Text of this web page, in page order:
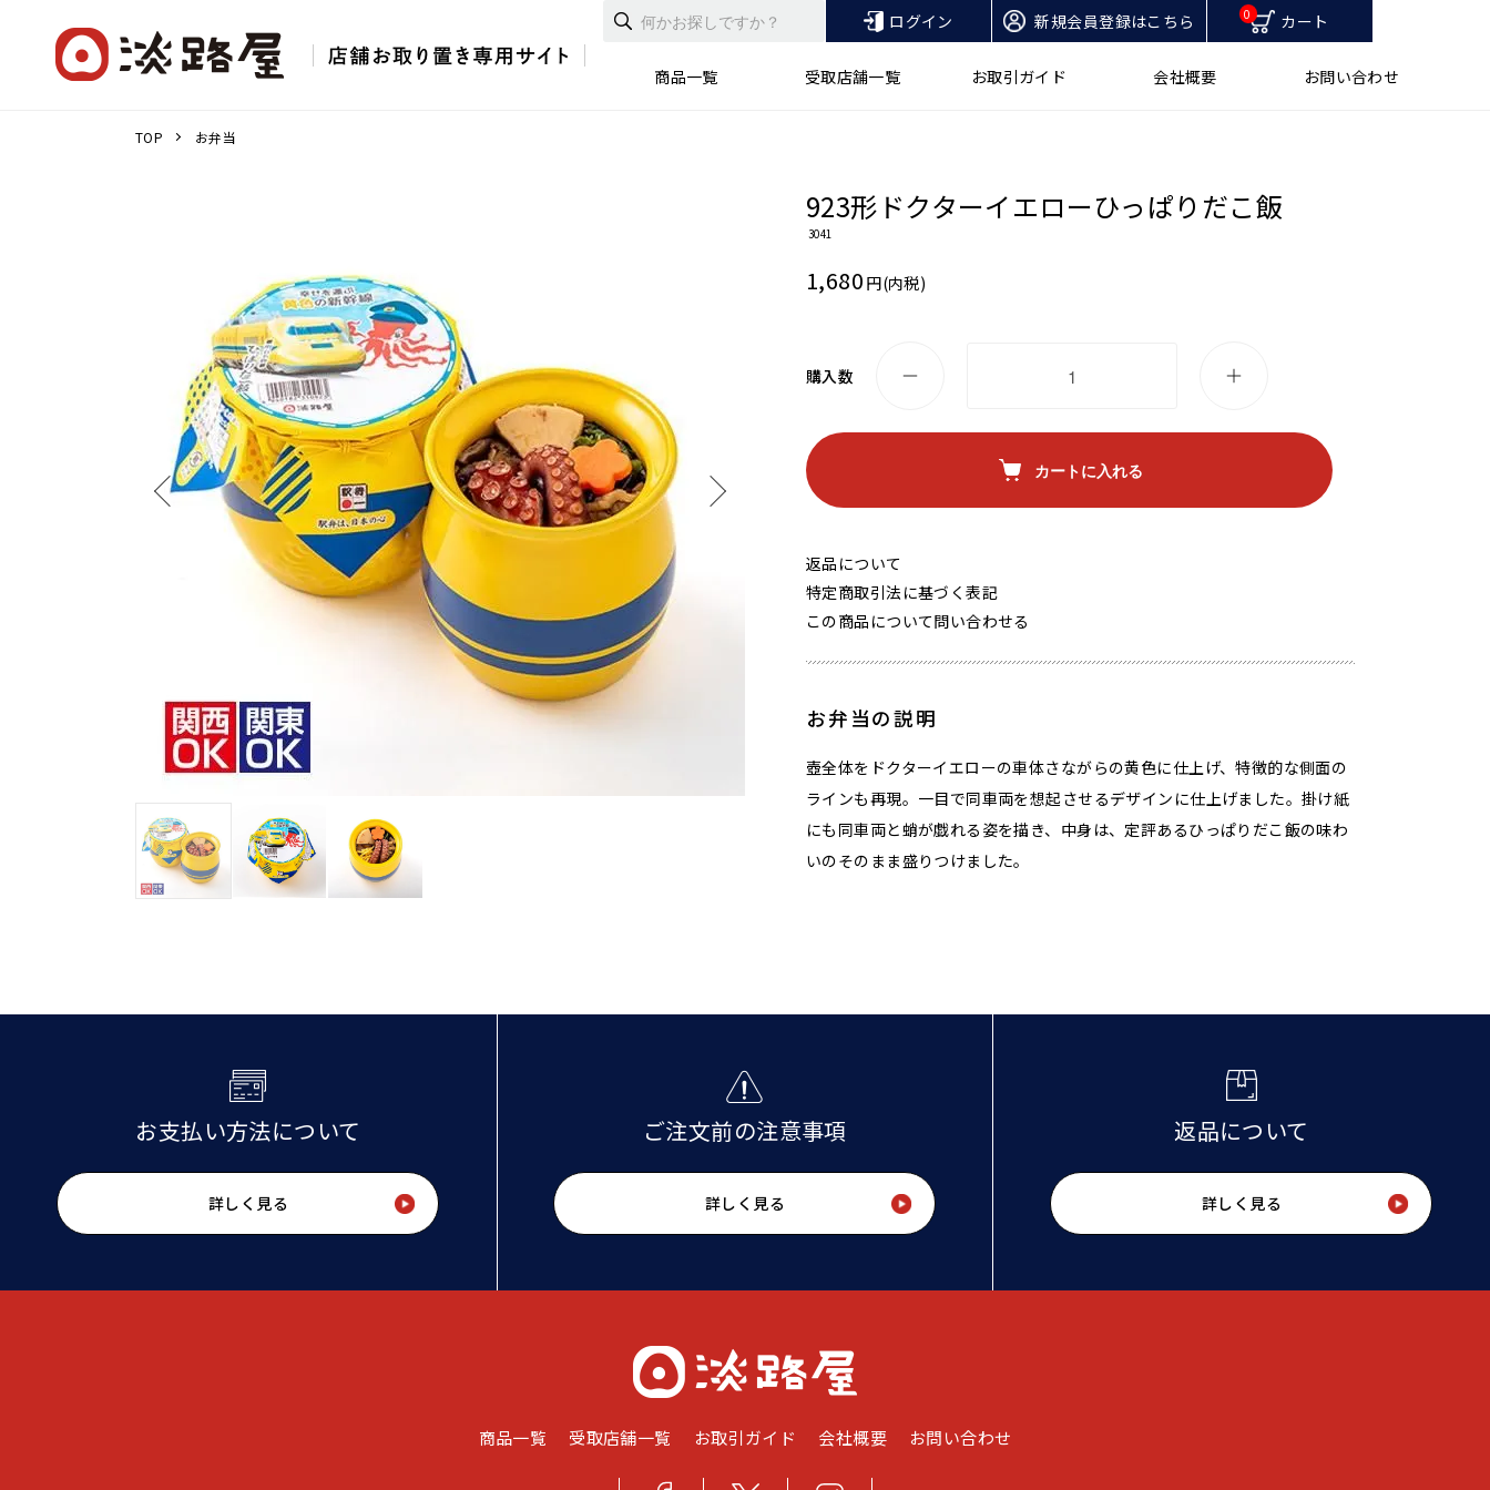
ログイン 新規会員登録はこちら 0 カート
商品一覧 受取店舗一覧 お取引ガイド 会社概要 お問い合わせ
TOP お弁当
923形ドクターイエローひっぱりだこ飯
3041
1,680 円(内税)
購入数
カートに入れる
返品について
特定商取引法に基づく表記
この商品について問い合わせる
お弁当の説明
壺全体をドクターイエローの車体さながらの黄色に仕上げ、特徴的な側面の
ラインも再現。一目で同車両を想起させるデザインに仕上げました。掛け紙
にも同車両と蛸が戯れる姿を描き、中身は、定評あるひっぱりだこ飯の味わ
いのそのまま盛りつけました。
お支払い方法について
詳しく見る
ご注文前の注意事項
詳しく見る
返品について
詳しく見る
商品一覧 受取店舗一覧 お取引ガイド 会社概要 お問い合わせ